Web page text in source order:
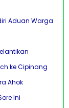
Aduan Warga
ke Cipinang
Ahok
Ini